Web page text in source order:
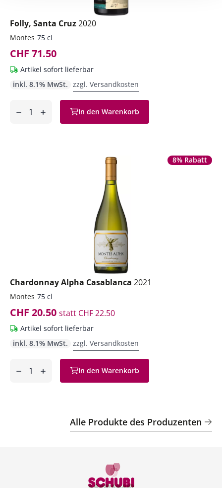
Folly, Santa Cruz2020
Montes 75 cl
CHF 71.50
Artikel sofort lieferbar
inkl. 8.1% MwSt. zzgl. Versandkosten
In den Warenkorb
8% Rabatt
Chardonnay Alpha Casablanca 2021
Montes 75 cl
CHF 20.50 statt CHF 22.50
Artikel sofort lieferbar
inkl. 8.1% MwSt. zzgl. Versandkosten
In den Warenkorb
Alle Produkte des Produzenten